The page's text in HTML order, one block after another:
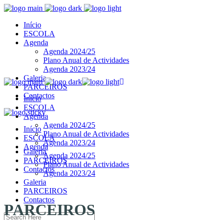
Início
ESCOLA
Agenda
Agenda 2024/25
Plano Anual de Actividades
Agenda 2023/24
Galeria
PARCEIROS
Contactos
Início
ESCOLA
Agenda
Agenda 2024/25
Plano Anual de Actividades
Agenda 2023/24
Galeria
PARCEIROS
Contactos
Início
ESCOLA
Agenda
Agenda 2024/25
Plano Anual de Actividades
Agenda 2023/24
Galeria
PARCEIROS
Contactos
PARCEIROS